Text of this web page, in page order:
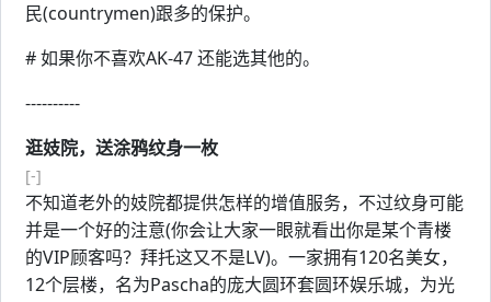
民(countrymen)跟多的保护。
# 如果你不喜欢AK-47 还能选其他的。
----------
逛妓院，送涂鸦纹身一枚
[-]
不知道老外的妓院都提供怎样的增值服务，不过纹身可能
并是一个好的注意(你会让大家一眼就看出你是某个青楼
的VIP顾客吗？拜托这又不是LV)。一家拥有120名美女，
12个层楼，名为Pascha的庞大圆环套圆环娱乐城，为光